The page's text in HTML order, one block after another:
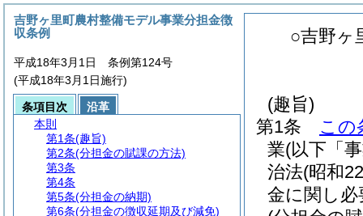
○吉野ヶ
(趣旨)
第1条
この
業(以下「
治法(昭和
金に関し
吉野ヶ里町農村整備モデル事業分担金徴
収条例
平成18年3月1日 条例第124号
(平成18年3月1日施行)
条項目次
沿革
本則
第1条(趣旨)
第2条(分担金の賦課の方法)
第3条
第4条
第5条(分担金の納期)
第6条(分担金の徴収延期及び減免)